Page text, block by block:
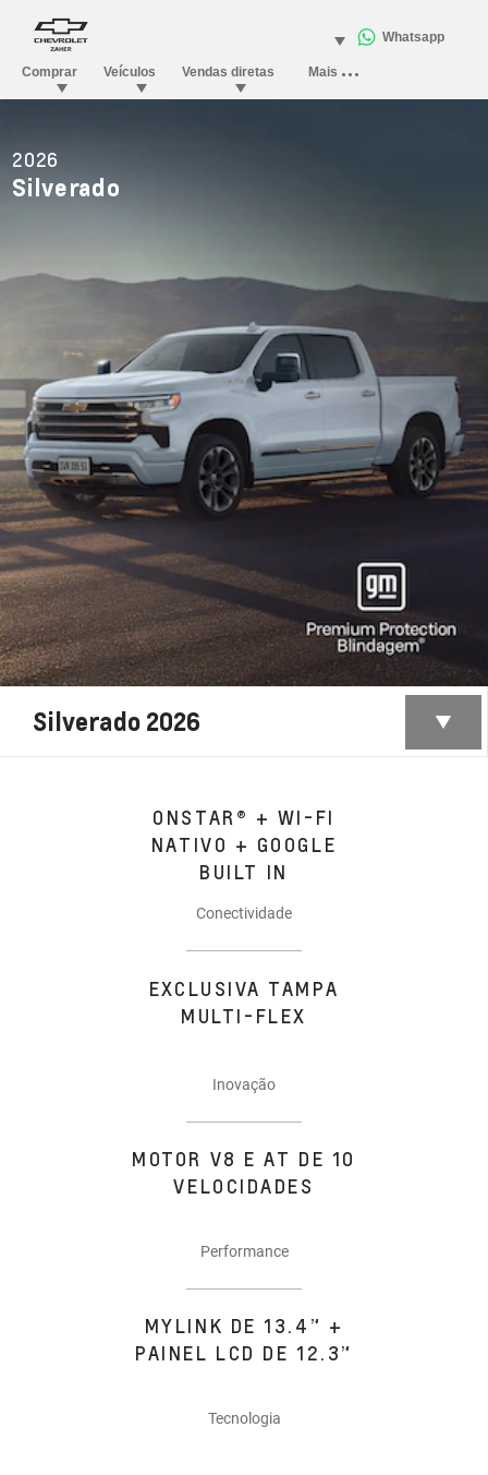
2026
Silverado
Silverado 2026
ONSTAR® + WI-FI
NATIVO + GOOGLE
BUILT IN
Conectividade
EXCLUSIVA TAMPA
MULTI-FLEX
Inovação
MOTOR V8 E AT DE 10
VELOCIDADES
Performance
MYLINK DE 13.4” +
PAINEL LCD DE 12.3”
Tecnologia